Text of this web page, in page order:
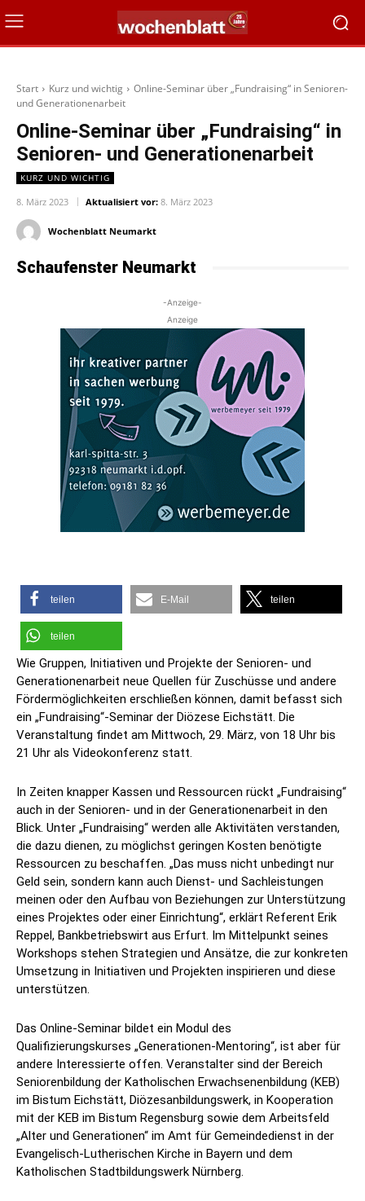
Start Kurz und wichtig
Online-Seminar über „Fundraising“ in Senioren-
und Generationenarbeit
Online-Seminar über „Fundraising“ in
Senioren- und Generationenarbeit
KURZ UND WICHTIG
8. März 2023 Aktualisiert vor: 8. März 2023
Wochenblatt Neumarkt
Schaufenster Neumarkt
-Anzeige-
Anzeige
teilen E-Mail teilen
teilen
Wie Gruppen, Initiativen und Projekte der Senioren- und
Generationenarbeit neue Quellen für Zuschüsse und andere
Fördermöglichkeiten erschließen können, damit befasst sich
ein „Fundraising“-Seminar der Diözese Eichstätt. Die
Veranstaltung findet am Mittwoch, 29. März, von 18 Uhr bis
21 Uhr als Videokonferenz statt.
In Zeiten knapper Kassen und Ressourcen rückt „Fundraising“
auch in der Senioren- und in der Generationenarbeit in den
Blick. Unter „Fundraising“ werden alle Aktivitäten verstanden,
die dazu dienen, zu möglichst geringen Kosten benötigte
Ressourcen zu beschaffen. „Das muss nicht unbedingt nur
Geld sein, sondern kann auch Dienst- und Sachleistungen
meinen oder den Aufbau von Beziehungen zur Unterstützung
eines Projektes oder einer Einrichtung“, erklärt Referent Erik
Reppel, Bankbetriebswirt aus Erfurt. Im Mittelpunkt seines
Workshops stehen Strategien und Ansätze, die zur konkreten
Umsetzung in Initiativen und Projekten inspirieren und diese
unterstützen.
Das Online-Seminar bildet ein Modul des
Qualifizierungskurses „Generationen-Mentoring“, ist aber für
andere Interessierte offen. Veranstalter sind der Bereich
Seniorenbildung der Katholischen Erwachsenenbildung (KEB)
im Bistum Eichstätt, Diözesanbildungswerk, in Kooperation
mit der KEB im Bistum Regensburg sowie dem Arbeitsfeld
„Alter und Generationen“ im Amt für Gemeindedienst in der
Evangelisch-Lutherischen Kirche in Bayern und dem
Katholischen Stadtbildungswerk Nürnberg.